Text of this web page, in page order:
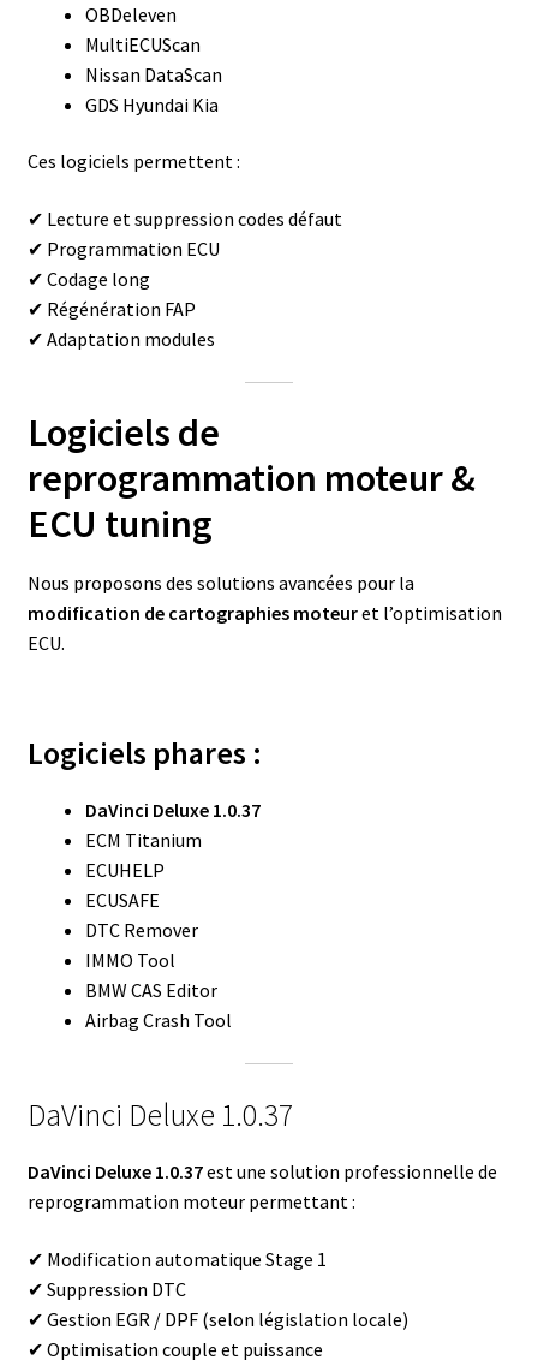
OBDeleven
MultiECUScan
Nissan DataScan
GDS Hyundai Kia
Ces logiciels permettent :
✔ Lecture et suppression codes défaut
✔ Programmation ECU
✔ Codage long
✔ Régénération FAP
✔ Adaptation modules
Logiciels de
reprogrammation moteur &
ECU tuning
Nous proposons des solutions avancées pour la
modification de cartographies moteuret l’optimisation
ECU.
Logiciels phares :
DaVinci Deluxe 1.0.37
ECM Titanium
ECUHELP
ECUSAFE
DTC Remover
IMMO Tool
BMW CAS Editor
Airbag Crash Tool
DaVinci Deluxe 1.0.37
DaVinci Deluxe 1.0.37est une solution professionnelle de
reprogrammation moteur permettant :
✔ Modification automatique Stage 1
✔ Suppression DTC
✔ Gestion EGR / DPF (selon législation locale)
✔ Optimisation couple et puissance